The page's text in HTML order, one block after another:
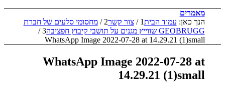
מאמרים
הנך כאן: עמוד הבית1
/ צור קשר2
/ מחסומי סלעים של חברת
GEOBRUGG שווייץ מגנים על תושבי קיבוץ חפציבה
3
/
WhatsApp Image 2022-07-28 at 14.29.21 (1)small
WhatsApp Image 2022-07-28 at
14.29.21 (1)small